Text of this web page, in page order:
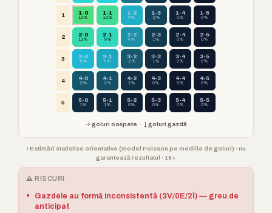
1 1-0
13%
1-1
12%
1-2
5%
1-3
2%
1-4
0%
1-5
0%
2 2-0
11%
2-1
9%
2-2
4%
2-3
1%
2-4
0%
2-5
0%
3 3-0
6%
3-1
5%
3-2
2%
3-3
1%
3-4
0%
3-5
0%
4 4-0
2%
4-1
2%
4-2
1%
4-3
0%
4-4
0%
4-5
0%
5 5-0
1%
5-1
1%
5-2
0%
5-3
0%
5-4
0%
5-5
0%
→ goluri oaspete · ↓ goluri gazdă
ℹ️ Estimări statistice orientative (model Poisson pe mediile de goluri) · nu
garantează rezultatul · 18+
⚠️ RISCURI
•
Gazdele au formă inconsistentă (3V/0E/2Î) — greu de
anticipat